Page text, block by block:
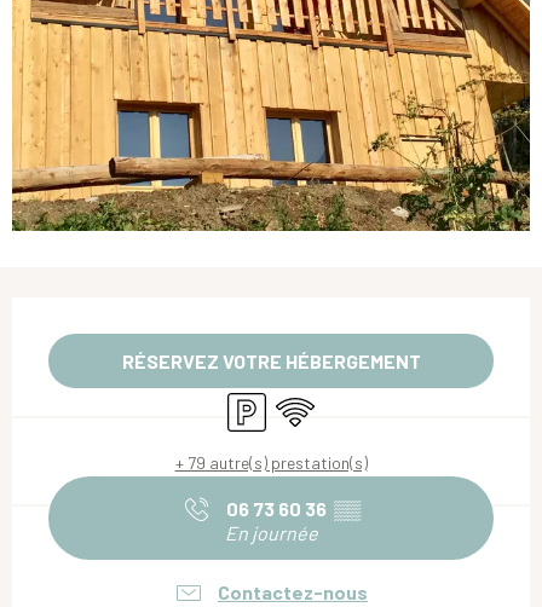
RÉSERVEZ VOTRE HÉBERGEMENT
ParkingWiFi
+ 79 autre(s) prestation(s)
06 73 60 36 ▒▒
En journée
Contactez-nous